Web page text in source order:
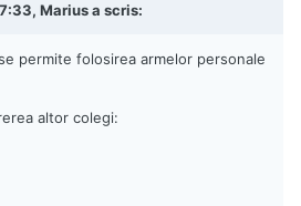
Marius a scris:
permite folosirea armelor personale
altor colegi: